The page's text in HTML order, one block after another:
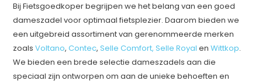
Bij Fietsgoedkoper begrijpen we het belang van een goed
dameszadel voor optimaal fietsplezier. Daarom bieden we
een uitgebreid assortiment van gerenommeerde merken
zoalsVoltano,Contec,Selle Comfort, Selle Royal enWittkop.
We bieden een brede selectie dameszadels aan die
speciaal zijn ontworpen om aan de unieke behoeften en